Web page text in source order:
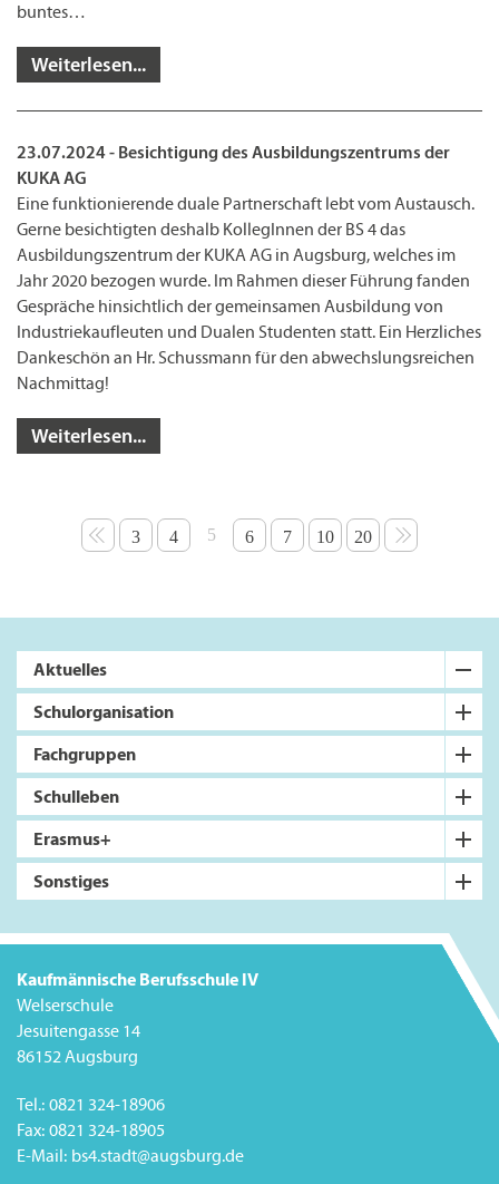
buntes…
Weiterlesen...
23.07.2024 - Besichtigung des Ausbildungszentrums der
KUKA AG
Eine funktionierende duale Partnerschaft lebt vom Austausch.
Gerne besichtigten deshalb KollegInnen der BS 4 das
Ausbildungszentrum der KUKA AG in Augsburg, welches im
Jahr 2020 bezogen wurde. Im Rahmen dieser Führung fanden
Gespräche hinsichtlich der gemeinsamen Ausbildung von
Industriekaufleuten und Dualen Studenten statt. Ein Herzliches
Dankeschön an Hr. Schussmann für den abwechslungsreichen
Nachmittag!
Weiterlesen...
3 4 5 6 7 10 20
Aktuelles
Schulorganisation
Fachgruppen
Schulleben
Erasmus+
Sonstiges
Kaufmännische Berufsschule IV
Welserschule
Jesuitengasse 14
86152 Augsburg
Tel.: 0821 324-18906
Fax: 0821 324-18905
E-Mail: bs4.stadt@augsburg.de